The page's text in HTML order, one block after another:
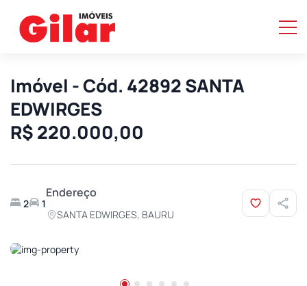
Imóvel - Cód. 42892 SANTA
EDWIRGES
R$ 220.000,00
2 1
Endereço
SANTA EDWIRGES, BAURU